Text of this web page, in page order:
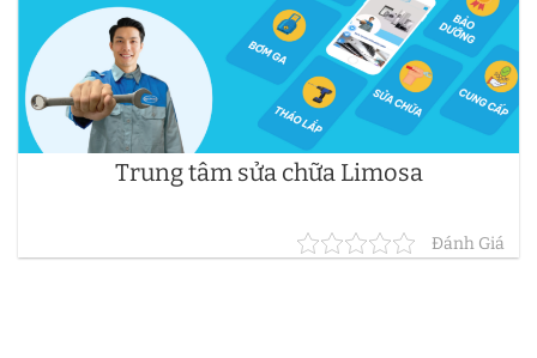
Trung tâm sửa chữa Limosa
Đánh Giá